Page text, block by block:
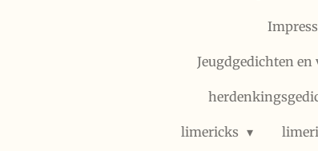
Jeugdgedichten en
limericks